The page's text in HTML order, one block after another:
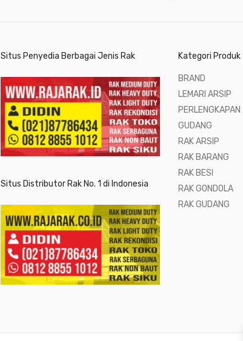
Situs Penyedia Berbagai Jenis Rak
Situs Distributor Rak No. 1 di Indonesia
Kategori Produk
BRAND
LEMARI ARSIP
PERLENGKAPAN
GUDANG
RAK ARSIP
RAK BARANG
RAK BESI
RAK GONDOLA
RAK GUDANG